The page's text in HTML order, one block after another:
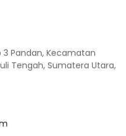
3 Pandan, Kecamatan
Tengah, Sumatera Utara,